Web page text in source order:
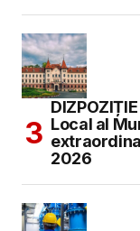
Local al
2026